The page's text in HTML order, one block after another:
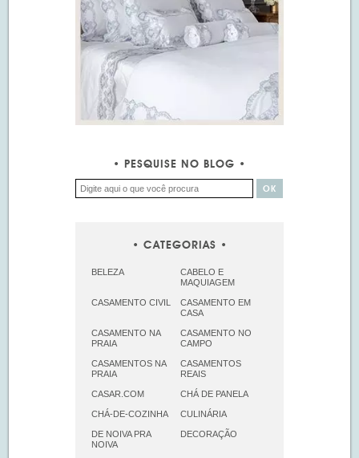
PESQUISE NO BLOG
CATEGORIAS
BELEZA
CABELO E
MAQUIAGEM
CASAMENTO CIVIL
CASAMENTO EM
CASA
CASAMENTO NA
PRAIA
CASAMENTO NO
CAMPO
CASAMENTOS NA
PRAIA
CASAMENTOS
REAIS
CASAR.COM CHÁ DE PANELA
CHÁ-DE-COZINHA CULINÁRIA
DE NOIVA PRA
NOIVA
DECORAÇÃO